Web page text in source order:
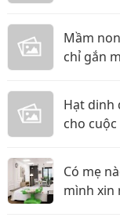
Mầm
chỉ gắn
Hạt dinh
cho
Có mẹ
mình xin